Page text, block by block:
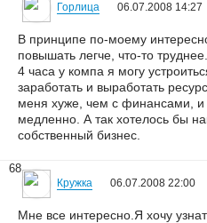
Горлица 06.07.2008 14:27
В принципе по-моему
повышать легче, что-то
4 часа у компа я могу
заработать и выработать
меня хуже, чем с финансами, и
медленно. А так хотелось бы
собственный бизнес.
68
Кружка 06.07.2008 22:00
Мне все интересно.Я хочу